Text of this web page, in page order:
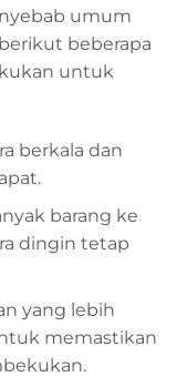
umum
beberapa
untuk
berkala dan
barang ke
dingin tetap
yang lebih
memastikan